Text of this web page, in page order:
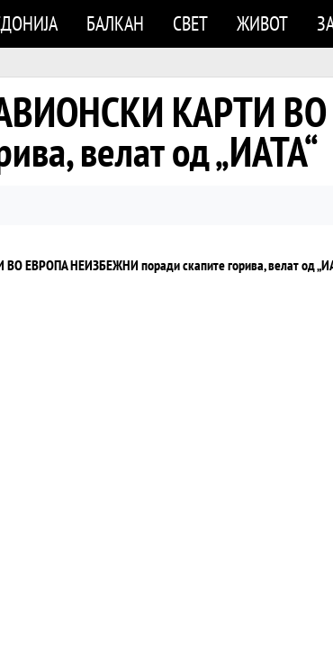
БАЛКАН СВЕТ ЖИВОТ
КАРТИ
велат од „ИАТА“